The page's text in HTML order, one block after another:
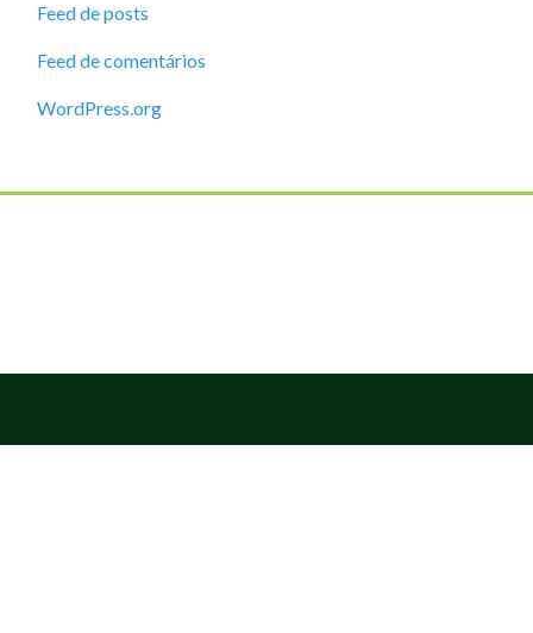
Feed de posts
Feed de comentários
WordPress.org